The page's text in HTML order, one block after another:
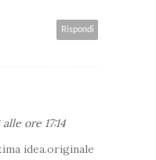
Rispondi
ore 17:14
idea.originale